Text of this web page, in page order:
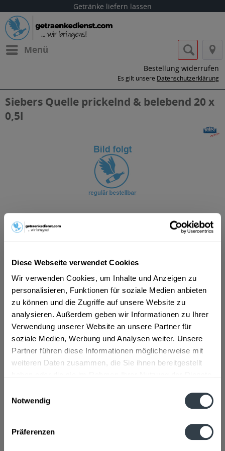
Diese Webseite verwendet Cookies
Wir verwenden Cookies, um Inhalte und Anzeigen zu
personalisieren, Funktionen für soziale Medien anbieten
zu können und die Zugriffe auf unsere Website zu
analysieren. Außerdem geben wir Informationen zu Ihrer
Verwendung unserer Website an unsere Partner für
soziale Medien, Werbung und Analysen weiter. Unsere
Partner führen diese Informationen möglicherweise mit
weiteren Daten zusammen, die Sie ihnen bereitgestellt
Notwendig
Präferenzen
Getränke liefern lassen
Menü
Bestellung widerrufen
Es gilt unsere Datenschutzerklärung
Siebers Quelle prickelnd & belebend 20 x
0,5l
ab 101,01 € *
Inhalt:10 Liter (10,10 € * / 1 Liter)
ggf. zzgl. Erschwerniszuschlag
Vorrätig
MEHRWEG
+4,50 € Pfand
In den Warenkorb
mehr